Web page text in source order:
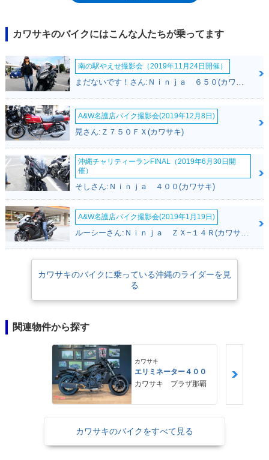
た。1993年にはモデルチェンジを受け、カウル形状がよりZZR1100に近
くなり、ホイールベースが短縮されるなどの変更を受けた。97年にはメー
ターに時計が装備され、2001年には排出ガス浄化システム「KLEEN」を
搭載するマイナーチェンジを受けた。その後、04年にフロントブレーキデ
ィスクの穴配置が変更されたのを最後に、2006年モデルが最終仕様とな
った。なお、ZZR1100やZZR250は、ZZRシリーズという意味での兄弟モ
には、エンジンの排気量が異なるだけの輸出モデルとして、ZZR600が存
在した。なお、ZZR250の項にも記したが、ZZ-RとZZRの表記が混在して
いたのはZZR400も同様。カウル上の車名表記は、1993年のモデルチェン
ジを期に、ハイフンなしのZZR400となったが、カワサキから表記の統一
（ZZR）がアナウンスされたのは、2003年モデルのリリース時だった。バ
イクブロスでは、便宜上ZZR400に統一した。
カワサキのバイクにはこんな人たちが乗ってます
南の駅やえせ撮影会（2019年11月24日開催）
まだないです！さん:Ｎｉｎｊａ ６５０(カワサキ)
A&W名護店バイク撮影会(2019年12月8日)
晃さん:Ｚ７５０ＦＸ(カワサキ)
沖縄チャリティーランFINAL（2019年6月30日開
催）
そしさん:Ｎｉｎｊａ ４００(カワサキ)
A&W名護店バイク撮影会(2019年1月19日)
カワサキのバイクに乗っている沖縄のライダーを見
る
関連物件から探す
カワサキ
エリミネーター４００
カワサキ プラザ那覇
カワサキのバイクをすべて見る